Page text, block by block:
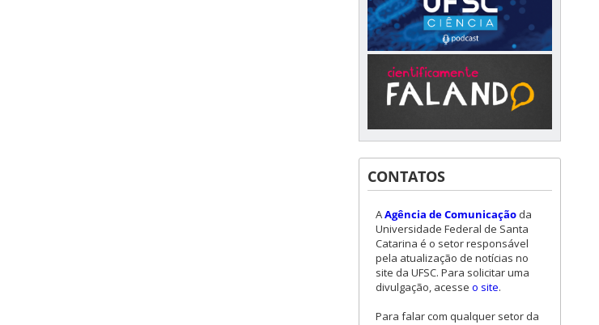
CONTATOS
AAgência de Comunicação da
Universidade Federal de Santa
Catarina é o setor responsável
pela atualização de notícias no
site da UFSC. Para solicitar uma
divulgação, acesse o site.
Para falar com qualquer setor da